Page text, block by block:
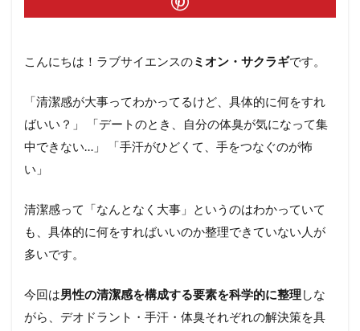
こんにちは！ラブサイエンスのミオン・サクラギです。
「清潔感が大事ってわかってるけど、具体的に何をすれ
ばいい？」 「デートのとき、自分の体臭が気になって集
中できない…」 「手汗がひどくて、手をつなぐのが怖
い」
清潔感って「なんとなく大事」というのはわかっていて
も、具体的に何をすればいいのか整理できていない人が
多いです。
今回は男性の清潔感を構成する要素を科学的に整理しな
がら、デオドラント・手汗・体臭それぞれの解決策を具